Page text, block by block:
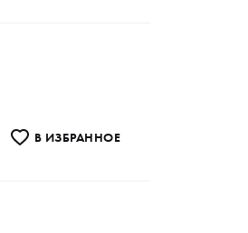
В ИЗБРАННОE